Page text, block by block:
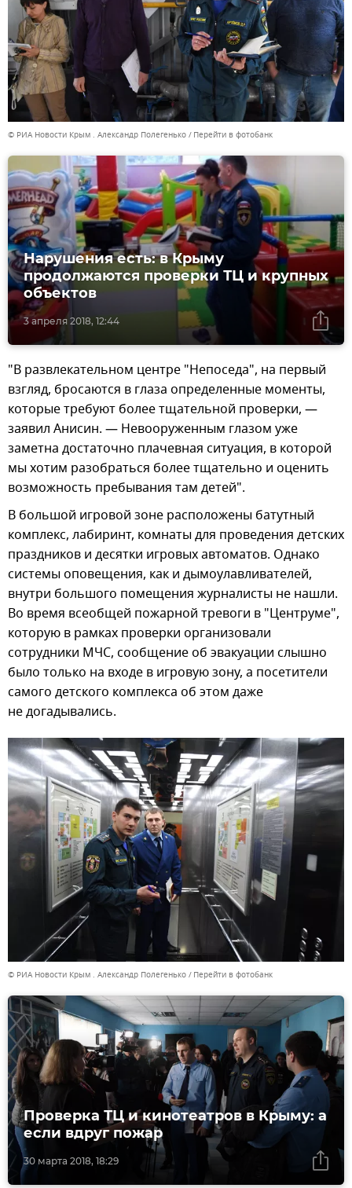
© РИА Новости Крым . Александр Полегенько Перейти в фотобанк
3 апреля 2018, 12:44
Нарушения есть: в Крыму
продолжаются проверки ТЦ и крупных
объектов
"В развлекательном центре "Непоседа", на первый
взгляд, бросаются в глаза определенные моменты,
которые требуют более тщательной проверки, —
заявил Анисин. — Невооруженным глазом уже
заметна достаточно плачевная ситуация, в которой
мы хотим разобраться более тщательно и оценить
возможность пребывания там детей".
В большой игровой зоне расположены батутный
комплекс, лабиринт, комнаты для проведения детских
праздников и десятки игровых автоматов. Однако
системы оповещения, как и дымоулавливателей,
внутри большого помещения журналисты не нашли.
Во время всеобщей пожарной тревоги в "Центруме",
которую в рамках проверки организовали
сотрудники МЧС, сообщение об эвакуации слышно
было только на входе в игровую зону, а посетители
самого детского комплекса об этом даже
не догадывались.
© РИА Новости Крым . Александр Полегенько Перейти в фотобанк
30 марта 2018, 18:29
Проверка ТЦ и кинотеатров в Крыму: а
если вдруг пожар